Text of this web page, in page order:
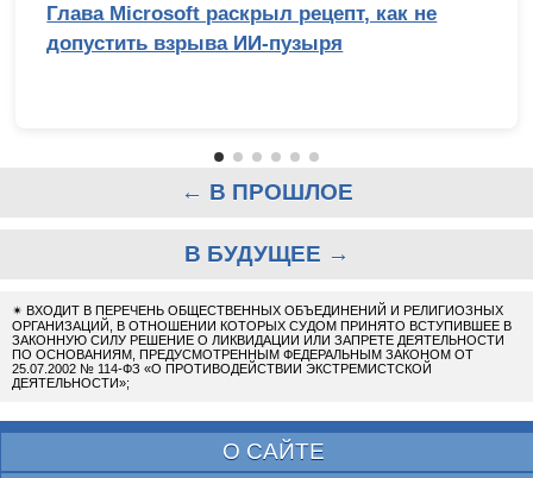
Глава Microsoft раскрыл рецепт, как не
допустить взрыва ИИ-пузыря
← В ПРОШЛОЕ
В БУДУЩЕЕ →
✴ ВХОДИТ В ПЕРЕЧЕНЬ ОБЩЕСТВЕННЫХ ОБЪЕДИНЕНИЙ И РЕЛИГИОЗНЫХ
ОРГАНИЗАЦИЙ, В ОТНОШЕНИИ КОТОРЫХ СУДОМ ПРИНЯТО ВСТУПИВШЕЕ В
ЗАКОННУЮ СИЛУ РЕШЕНИЕ О ЛИКВИДАЦИИ ИЛИ ЗАПРЕТЕ ДЕЯТЕЛЬНОСТИ
ПО ОСНОВАНИЯМ, ПРЕДУСМОТРЕННЫМ ФЕДЕРАЛЬНЫМ ЗАКОНОМ ОТ
25.07.2002 № 114-ФЗ «О ПРОТИВОДЕЙСТВИИ ЭКСТРЕМИСТСКОЙ
ДЕЯТЕЛЬНОСТИ»;
О САЙТЕ